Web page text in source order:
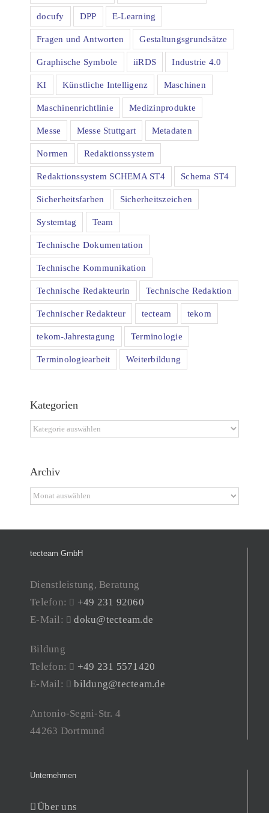
docufy DPP E-Learning
Fragen und Antworten Gestaltungsgrundsätze
Graphische Symbole iiRDS Industrie 4.0
KI Künstliche Intelligenz Maschinen
Maschinenrichtlinie Medizinprodukte
Messe Messe Stuttgart Metadaten
Normen Redaktionssystem
Redaktionssystem SCHEMA ST4 Schema ST4
Sicherheitsfarben Sicherheitszeichen
Systemtag Team
Technische Dokumentation
Technische Kommunikation
Technische Redakteurin Technische Redaktion
Technischer Redakteur tecteam tekom
tekom-Jahrestagung Terminologie
Terminologiearbeit Weiterbildung
Kategorien
Kategorien
Archiv
Archiv
tecteam GmbH
Dienstleistung, Beratung
Telefon:
+49 231 92060
E-Mail:
doku@tecteam.de
Bildung
Telefon:
+49 231 5571420
E-Mail:
bildung@tecteam.de
Antonio-Segni-Str. 4
44263 Dortmund
Unternehmen
Über uns